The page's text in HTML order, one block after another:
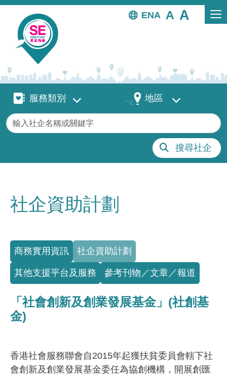
移至主內容
EN
服務類別服務類別 地區 地區
關鍵字
搜尋社企
社企資助計劃
Full Menu
商務實用資訊 社企資助計劃
其他支援平台及服務 參考刊物／文章／報道
「社會創新及創業發展基金」(社創基
金)
香港社會服務聯會自2015年起獲扶貧委員會轄下社
會創新及創業發展基金委任為協創機構，開展創匯